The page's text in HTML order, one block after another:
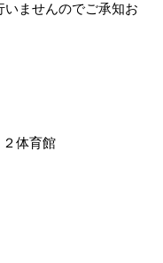
ませんのでご承知お
体育館